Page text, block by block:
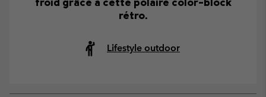
rétro.
Lifestyle outdoor